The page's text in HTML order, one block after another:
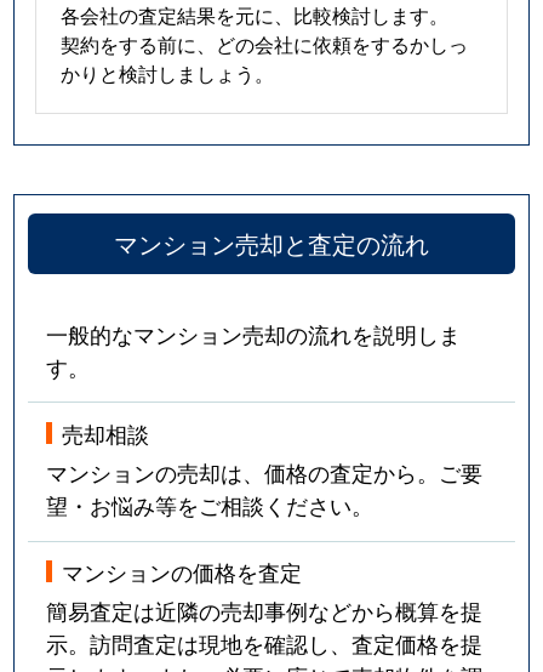
各会社の査定結果を元に、比較検討します。
契約をする前に、どの会社に依頼をするかしっ
かりと検討しましょう。
マンション売却と査定の流れ
一般的なマンション売却の流れを説明しま
す。
売却相談
マンションの売却は、価格の査定から。ご要
望・お悩み等をご相談ください。
マンションの価格を査定
簡易査定は近隣の売却事例などから概算を提
示。訪問査定は現地を確認し、査定価格を提